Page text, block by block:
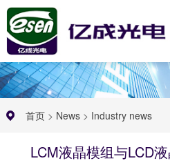
首页> News> Industry news
LCM液晶模组与LCD